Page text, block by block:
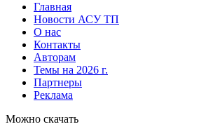
Главная
Новости АСУ ТП
О нас
Контакты
Авторам
Темы на 2026 г.
Партнеры
Реклама
Можно скачать